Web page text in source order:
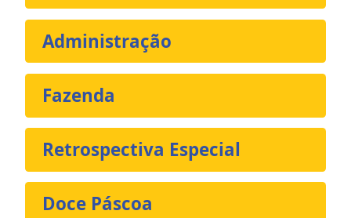
Administração
Fazenda
Retrospectiva Especial
Doce Páscoa